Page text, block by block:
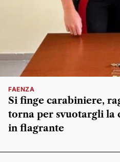
FAENZA
Si finge carabiniere,
torna per svuotargli la
in flagrante